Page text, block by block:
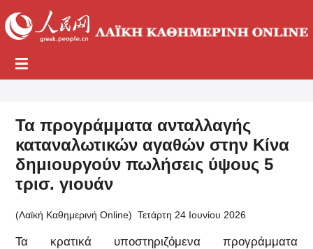
Τα προγράμματα ανταλλαγής
καταναλωτικών αγαθών στην Κίνα
δημιουργούν πωλήσεις ύψους 5
τρισ. γιουάν
(Λαϊκή Καθημερινή Online) Τετάρτη 24 Ιουνίου 2026
Τα κρατικά υποστηριζόμενα προγράμματα